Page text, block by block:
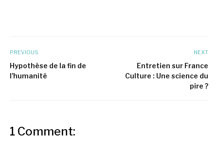
PREVIOUS
Hypothèse de la fin de
l’humanité
NEXT
Entretien sur France
Culture : Une science du
pire ?
1 Comment: